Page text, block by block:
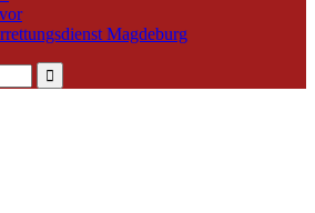
Magdeburg